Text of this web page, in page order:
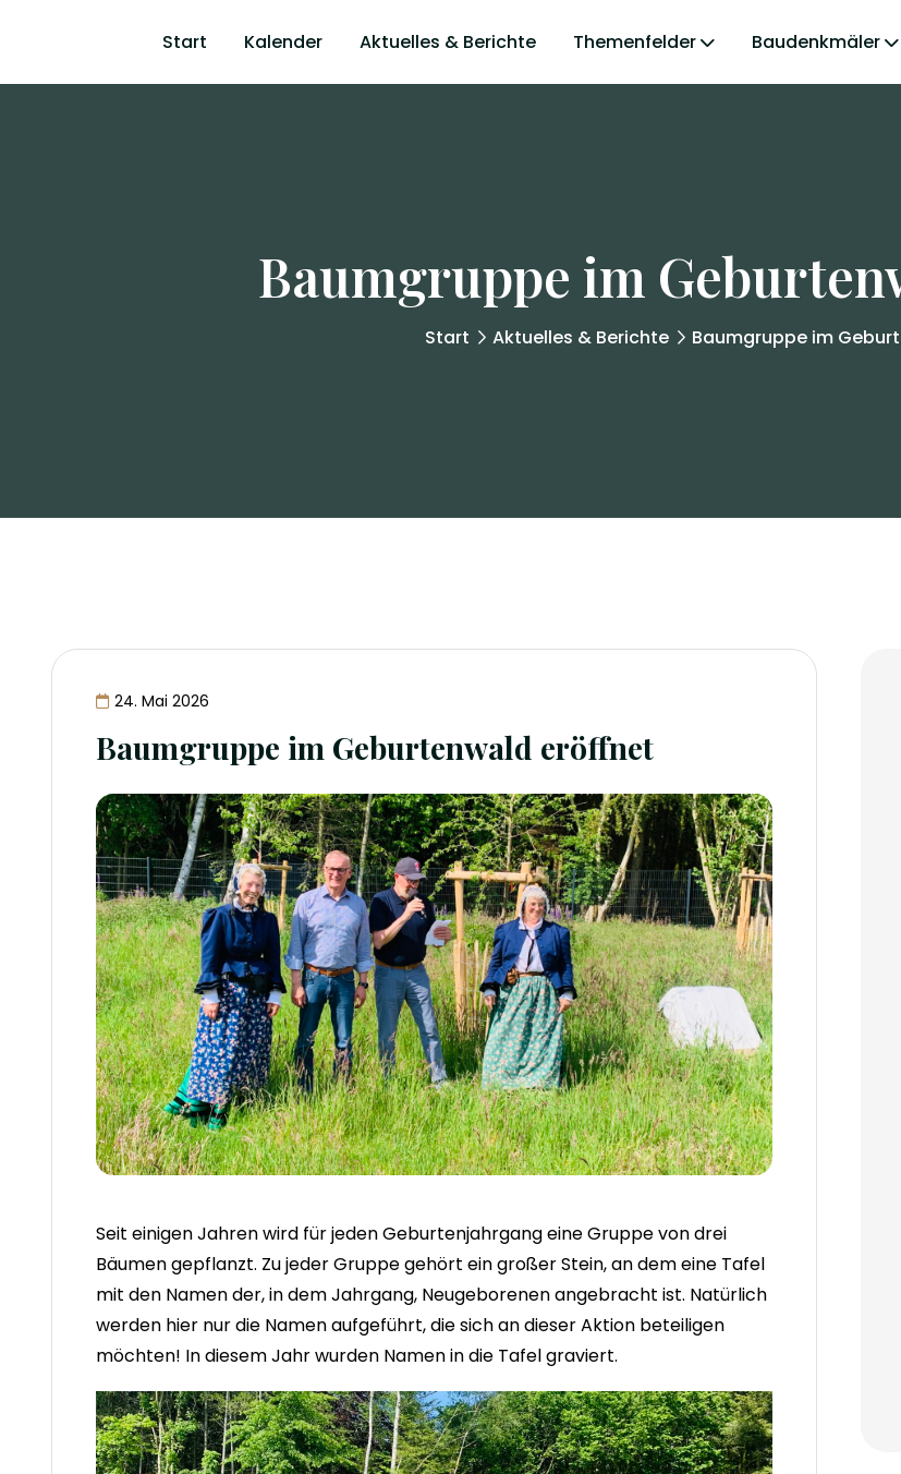
Start Kalender Aktuelles & Berichte Themenfelder Baudenkmäler
Baumgruppe im
Start Aktuelles & Berichte Baumgruppe im
24. Mai 2026
Baumgruppe im Geburtenwald eröffnet
Seit einigen Jahren wird für jeden Geburtenjahrgang eine Gruppe von drei
Bäumen gepflanzt. Zu jeder Gruppe gehört ein großer Stein, an dem eine Tafel
mit den Namen der, in dem Jahrgang, Neugeborenen angebracht ist. Natürlich
werden hier nur die Namen aufgeführt, die sich an dieser Aktion beteiligen
möchten! In diesem Jahr wurden Namen in die Tafel graviert.